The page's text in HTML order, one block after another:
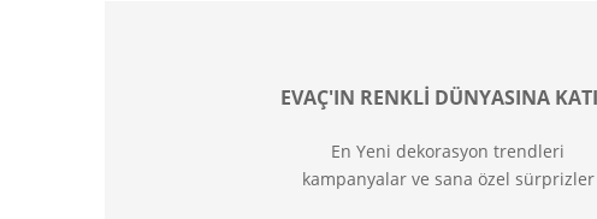
EVAÇ'IN RENKLİ DÜNYASINA
En Yeni dekorasyon trendleri
kampanyalar ve sana özel sürprizler